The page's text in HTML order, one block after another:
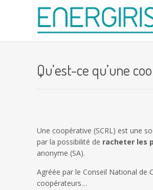
Qu’est-ce qu’une
Une coopérative (SCRL) est une
par la possibilité de racheter les
anonyme (SA).
Agréée par le Conseil National de
coopérateurs…